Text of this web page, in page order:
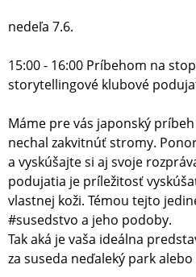
nedeľa 7.6.
15:00 - 16:00 Príbehom na
storytellingové klubové
Máme pre vás japonský
nechal zakvitnúť stromy.
a vyskúšajte si aj svoje
podujatia je príležitosť
vlastnej koži. Témou tejto
#susedstvo a jeho podoby.
Tak aká je vaša ideálna
za suseda neďaleký park